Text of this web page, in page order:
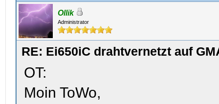
Ollik
Administrator
RE: Ei650iC drahtvernetzt auf
OT:
Moin ToWo,